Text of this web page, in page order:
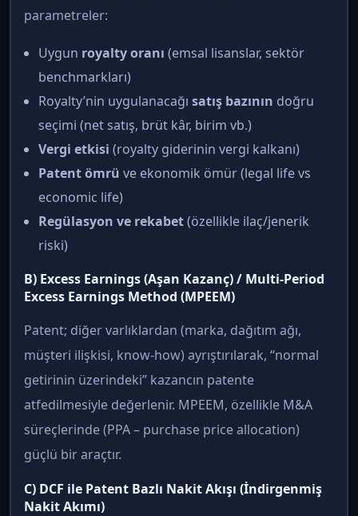
parametreler:
Uygun royalty oranı (emsal lisanslar, sektör
benchmarkları)
Royalty’nin uygulanacağı satış bazının doğru
seçimi (net satış, brüt kâr, birim vb.)
Vergi etkisi (royalty giderinin vergi kalkanı)
Patent ömrü ve ekonomik ömür (legal life vs
economic life)
Regülasyon ve rekabet(özellikle ilaç/jenerik
riski)
B) Excess Earnings (Aşan Kazanç) / Multi-Period
Excess Earnings Method (MPEEM)
Patent; diğer varlıklardan (marka, dağıtım ağı,
müşteri ilişkisi, know-how) ayrıştırılarak, “normal
getirinin üzerindeki” kazancın patente
atfedilmesiyle değerlenir. MPEEM, özellikle M&A
süreçlerinde (PPA – purchase price allocation)
güçlü bir araçtır.
C) DCF ile Patent Bazlı Nakit Akışı (İndirgenmiş
Nakit Akımı)